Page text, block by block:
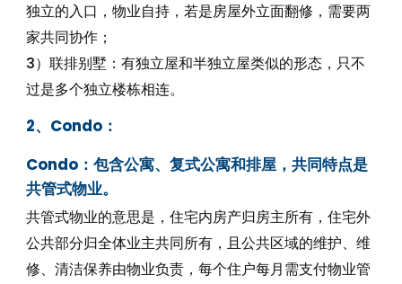
独立的入口，物业自持，若是房屋外立面翻修，需要两
家共同协作；
3）联排别墅：有独立屋和半独立屋类似的形态，只不
过是多个独立楼栋相连。
2、Condo：
Condo：包含公寓、复式公寓和排屋，共同特点是
共管式物业。
共管式物业的意思是，住宅内房产归房主所有，住宅外
公共部分归全体业主共同所有，且公共区域的维护、维
修、清洁保养由物业负责，每个住户每月需支付物业管